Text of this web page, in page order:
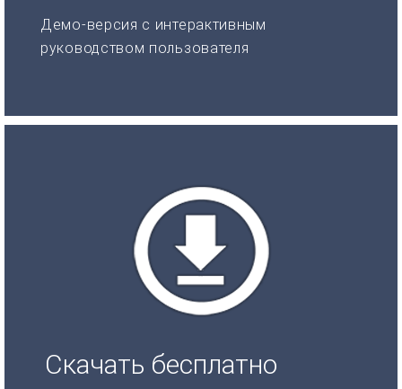
Демо-версия с интерактивным
руководством пользователя
Скачать бесплатно